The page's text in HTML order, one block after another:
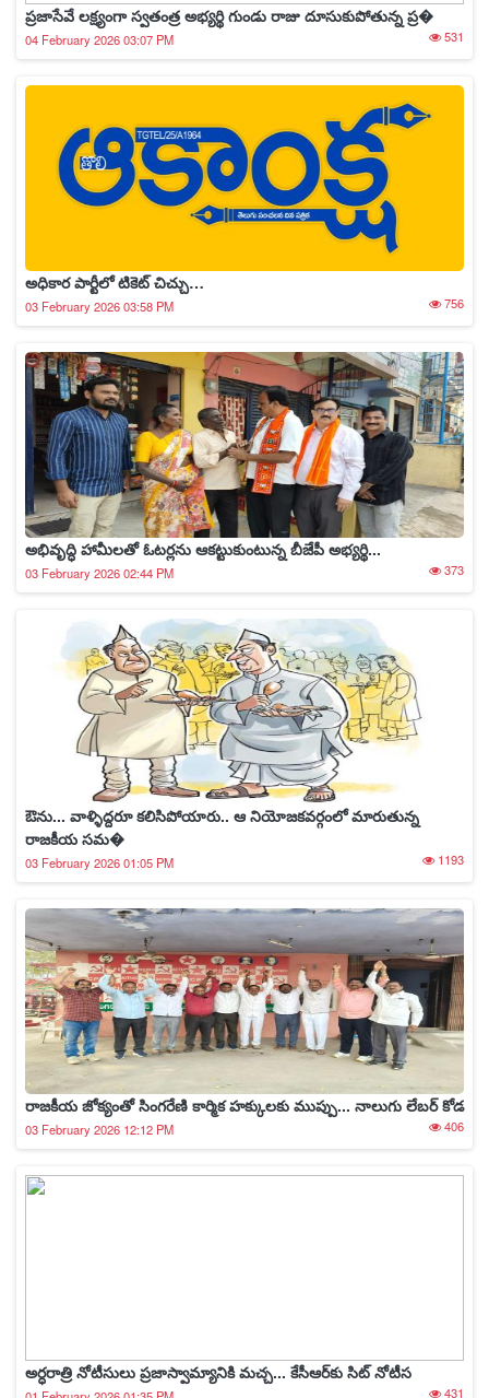
ప్రజాసేవే లక్ష్యంగా స్వతంత్ర అభ్యర్థి గుండు రాజు దూసుకుపోతున్న ప్ర�
04 February 2026 03:07 PM 531
అధికార పార్టీలో టికెట్ చిచ్చు…
03 February 2026 03:58 PM 756
అభివృద్ధి హామీలతో ఓటర్లను ఆకట్టుకుంటున్న బీజేపీ అభ్యర్థి...
03 February 2026 02:44 PM 373
ఔను... వాళ్ళిద్దరూ కలిసిపోయారు.. ఆ నియోజకవర్గంలో మారుతున్న
రాజకీయ సమ�
03 February 2026 01:05 PM 1193
రాజకీయ జోక్యంతో సింగరేణి కార్మిక హక్కులకు ముప్పు... నాలుగు లేబర్ కోడ
03 February 2026 12:12 PM 406
అర్ధరాత్రి నోటీసులు ప్రజాస్వామ్యానికి మచ్చ... కేసీఆర్‌కు సిట్ నోటీస
431